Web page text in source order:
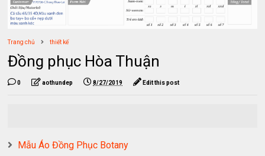
Trang chủ thiết kế
Đồng phục Hòa Thuận
0 aothundep 8/27/2019 Edit this post
Mẫu Áo Đồng Phục Botany